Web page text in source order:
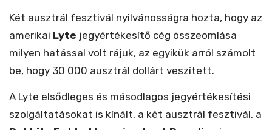
Két ausztrál fesztivál nyilvánosságra hozta, hogy az
amerikai Lyte jegyértékesítő cég összeomlása
milyen hatással volt rájuk, az egyikük arról számolt
be, hogy 30 000 ausztrál dollárt veszített.
A Lyte elsődleges és másodlagos jegyértékesítési
szolgáltatásokat is kínált, a két ausztrál fesztivál, a